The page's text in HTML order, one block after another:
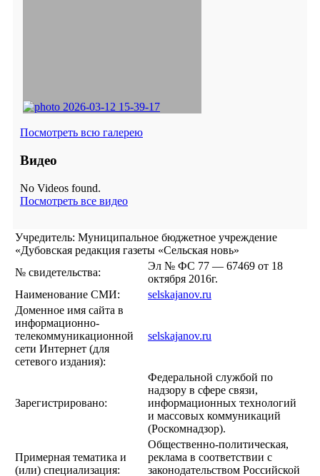
Посмотреть всю галерею
Видео
No Videos found.
Посмотреть все видео
Учредитель: Муниципальное бюджетное учреждение
«Дубовская редакция газеты «Сельская новь»
№ свидетельства:
Эл № ФС 77 — 67469 от 18
октября 2016г.
Наименование СМИ:
selskajanov.ru
Доменное имя сайта в
информационно-
телекоммуникационной
сети Интернет (для
сетевого издания):
selskajanov.ru
Зарегистрировано:
Федеральной службой по
надзору в сфере связи,
информационных технологий
и массовых коммуникаций
(Роскомнадзор).
Примерная тематика и
(или) специализация:
Общественно-политическая,
реклама в соответствии с
законодательством Российской